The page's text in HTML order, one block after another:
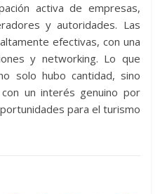
activa de empresas,
y autoridades. Las
efectivas, con una
y networking. Lo que
solo hubo cantidad, sino
un interés genuino por
para el turismo